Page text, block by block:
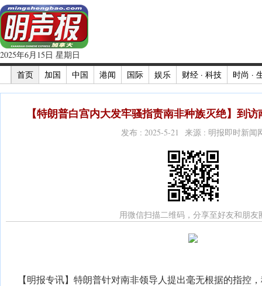
2025年6月15日 星期日
首页
加国 中国 港闻 国际 娱乐 财经 · 科技 时尚 ·
【特朗普白宫内大发牢骚指责南非种族灭绝】到
发布 : 2025-5-21 来源 : 明报即时新闻
用微信扫描二维码，分享至好友和朋友
【明报专讯】特朗普针对南非领导人提出毫无根据的指控